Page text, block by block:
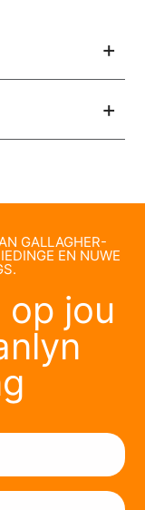
GALLAGHER-
EN NUWE
op jou